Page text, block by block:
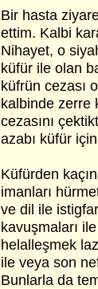
Bir hasta
ettim. Kalbi
Nihayet, o
küfür ile olan
küfrün cezası
kalbinde zerre
cezasını
azabı küfür
Küfürden
imanları
ve dil ile
kavuşmaları
helalleşmek
ile veya son
Bunlarla da